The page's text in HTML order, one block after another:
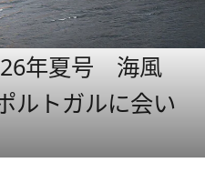
年夏号 海風
ルトガルに会い